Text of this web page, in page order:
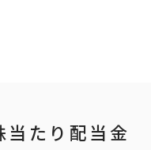
当たり配当金